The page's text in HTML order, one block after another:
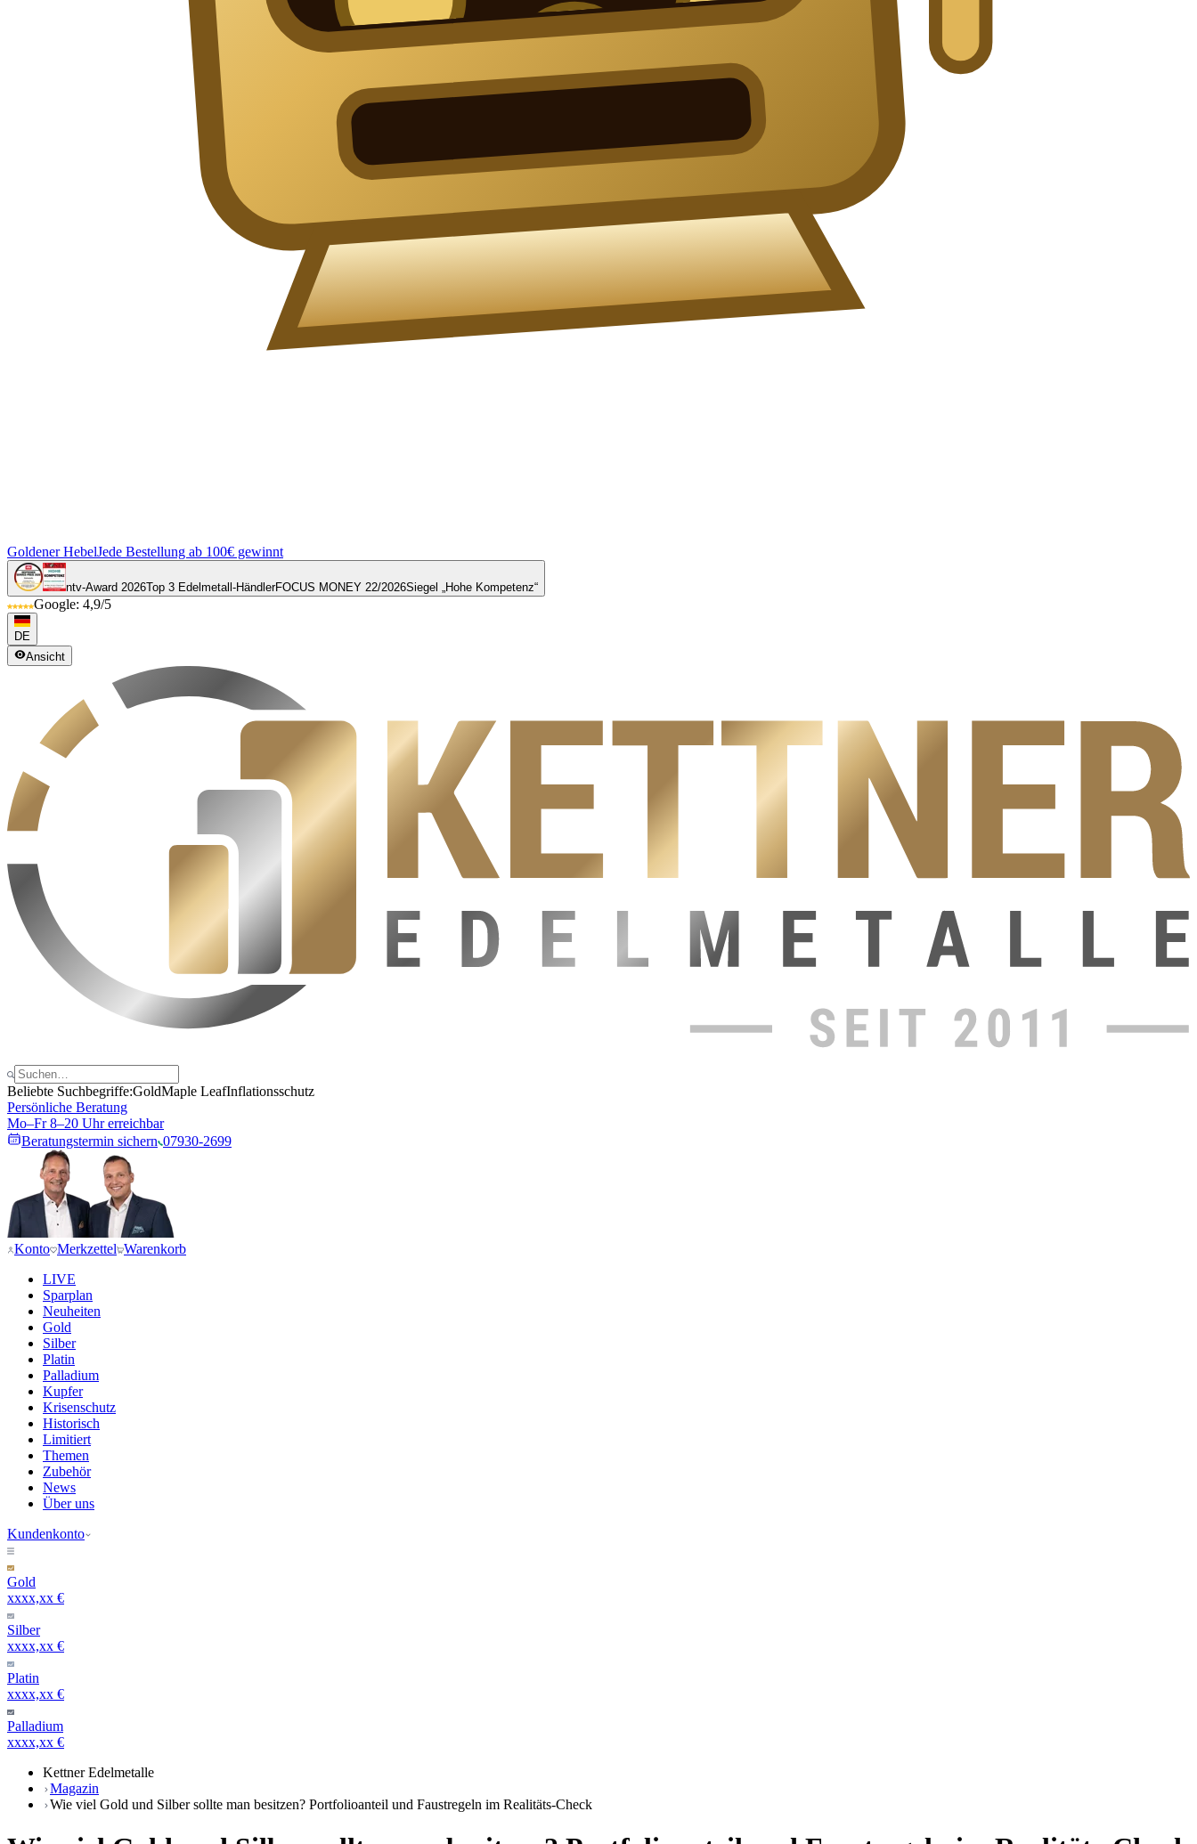
Goldener HebelJede Bestellung ab 100€ gewinnt
ntv-Award 2026Top 3 Edelmetall-HändlerFOCUS MONEY 22/2026Siegel „Hohe Kompetenz“
Google: 4,9/5
DE
Ansicht
Beliebte Suchbegriffe:GoldMaple LeafInflationsschutz
Persönliche Beratung
Mo–Fr 8–20 Uhr erreichbar
Beratungstermin sichern 07930-2699
Konto Merkzettel Warenkorb
LIVE
Sparplan
Neuheiten
Gold
Silber
Platin
Palladium
Kupfer
Krisenschutz
Historisch
Limitiert
Themen
Zubehör
News
Über uns
Kundenkonto
Gold
xxxx,xx €
Silber
xxxx,xx €
Platin
xxxx,xx €
Palladium
xxxx,xx €
Kettner Edelmetalle
Magazin
Wie viel Gold und Silber sollte man besitzen? Portfolioanteil und Faustregeln im Realitäts-Check